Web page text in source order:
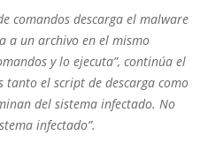
comandos descarga el malware
a un archivo en el mismo
y lo ejecuta”, continúa el
tanto el script de descarga como
del sistema infectado. No
infectado”.